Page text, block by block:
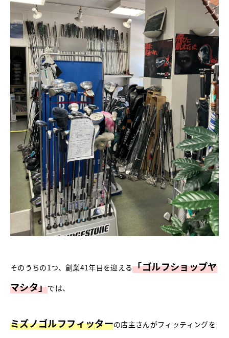
そのうちの1つ、創業41年目を迎える「ゴルフショップヤ
マシタ」では、
ミズノゴルフフィッターの店主さんがフィッティングを